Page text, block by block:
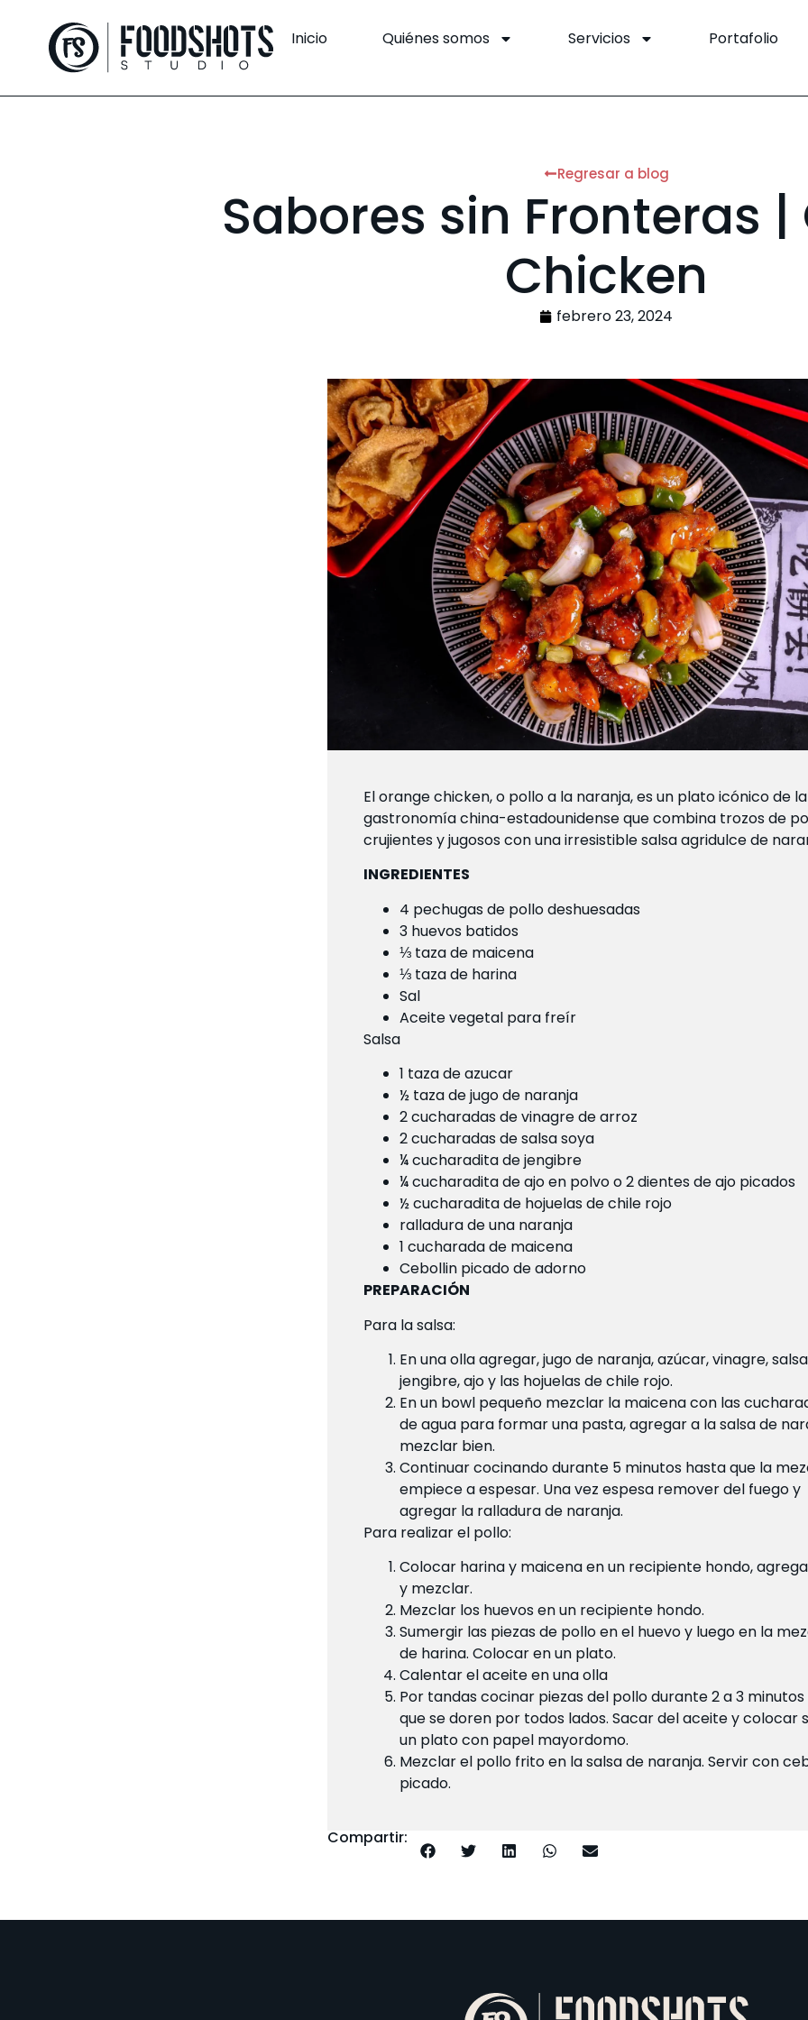
Inicio Quiénes somos Servicios Portafolio
Regresar a blog
Sabores sin Fronteras
Chicken
febrero 23, 2024
El orange chicken, o pollo a la naranja, es un plato icónico de la
gastronomía china-estadounidense que combina trozos de
crujientes y jugosos con una irresistible salsa agridulce de
INGREDIENTES
4 pechugas de pollo deshuesadas
3 huevos batidos
⅓ taza de maicena
⅓ taza de harina
Sal
Aceite vegetal para freír
Salsa
1 taza de azucar
½ taza de jugo de naranja
2 cucharadas de vinagre de arroz
2 cucharadas de salsa soya
¼ cucharadita de jengibre
¼ cucharadita de ajo en polvo o 2 dientes de ajo picados
½ cucharadita de hojuelas de chile rojo
ralladura de una naranja
1 cucharada de maicena
Cebollin picado de adorno
PREPARACIÓN
Para la salsa:
En una olla agregar, jugo de naranja, azúcar, vinagre,
jengibre, ajo y las hojuelas de chile rojo.
En un bowl pequeño mezclar la maicena con las
de agua para formar una pasta, agregar a la salsa de
mezclar bien.
Continuar cocinando durante 5 minutos hasta que la
empiece a espesar. Una vez espesa remover del fuego y
agregar la ralladura de naranja.
Para realizar el pollo:
Colocar harina y maicena en un recipiente hondo,
y mezclar.
Mezclar los huevos en un recipiente hondo.
Sumergir las piezas de pollo en el huevo y luego en la
de harina. Colocar en un plato.
Calentar el aceite en una olla
Por tandas cocinar piezas del pollo durante 2 a 3
que se doren por todos lados. Sacar del aceite y colocar
un plato con papel mayordomo.
Mezclar el pollo frito en la salsa de naranja. Servir con
picado.
Compartir: